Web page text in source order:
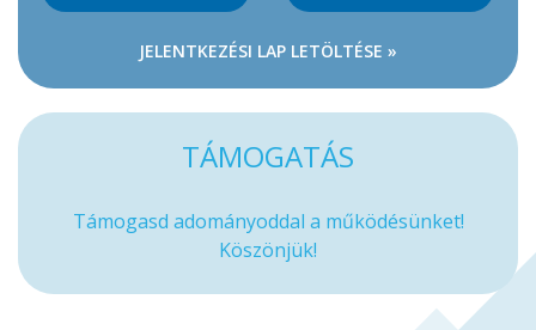
JELENTKEZÉSI LAP LETÖLTÉSE »
TÁMOGATÁS
Támogasd adományoddal a működésünket!
Köszönjük!